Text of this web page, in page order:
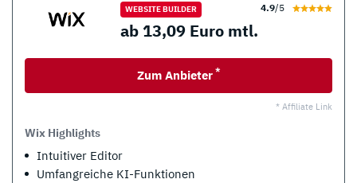
WEBSITE BUILDER 4.9/5
ab 13,09 Euro mtl.
Zum Anbieter *
* Affiliate Link
Wix Highlights
Intuitiver Editor
Umfangreiche KI-Funktionen